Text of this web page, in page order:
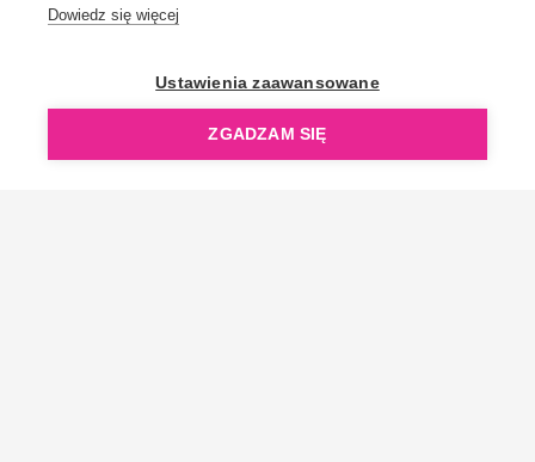
Dowiedz się więcej
Ustawienia zaawansowane
ZGADZAM SIĘ
OpenGift jest częścią ReflectGroup.